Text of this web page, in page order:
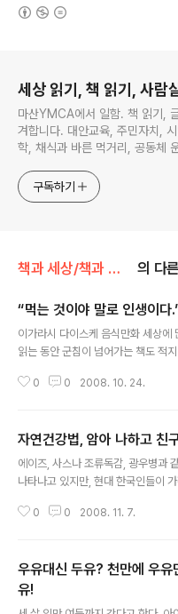
세상 읽기, 책 읽기, 사람
마산YMCA에서 일함. 책 읽기,
겨합니다. 대안교육, 주민자치,
학, 채식과 바른 먹거리, 공동체
http://www.facebook.com/
구독하기
책과 세상/책과 세상 - 채식 건강 의 다
“먹는 것이야 말로 인생이다
이가라시 다이스케 음식만화 세상에
읽는 동안 군침이 넘어가는 책도 적
있다. 이북이 고향인 작가가 소개하는
고 외국 여행과 망명길에 먹어 본 유
음식이야기와 그 음식에 얽힌 작가
이다. 책 제목 그대로 작가 황석영의
다. 아련한 추억이 담긴 먹거리를 중
0 0 2008. 10. 24.
자연건강법, 암아 나하고 친
에이즈, 사스나 조류독감, 광우병과
나타나고 있지만, 현대 한국인들이
만 그래도 암환자의 숫자와는 비교할
게 '암'은 사형선고와 다름없는 질환
인 문제로 대두되기 시작된 것은 2차
산업화가 시작된 1950년대부터라
0 0 2008. 11. 7.
우유대신 두유? 천만에 우유
유!